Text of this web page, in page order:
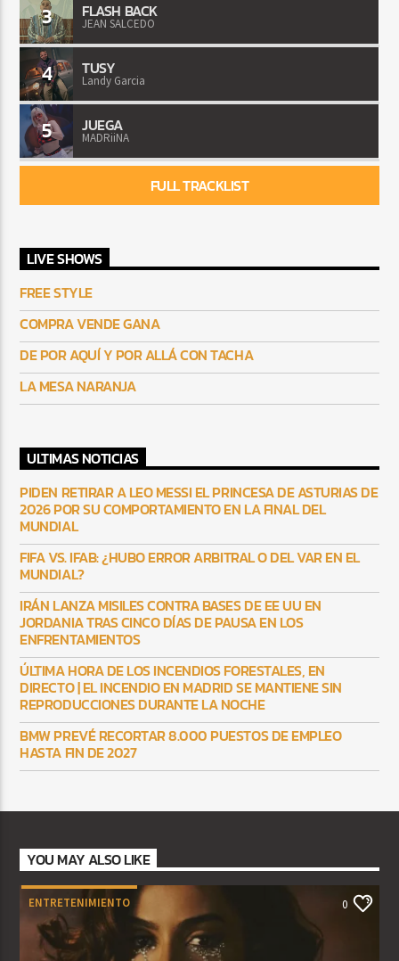
3 FLASH BACK
JEAN SALCEDO
4 TUSY
Landy Garcia
5 JUEGA
MADRiiNA
FULL TRACKLIST
LIVE SHOWS
FREE STYLE
COMPRA VENDE GANA
DE POR AQUÍ Y POR ALLÁ CON TACHA
LA MESA NARANJA
ULTIMAS NOTICIAS
PIDEN RETIRAR A LEO MESSI EL PRINCESA DE ASTURIAS DE
2026 POR SU COMPORTAMIENTO EN LA FINAL DEL
MUNDIAL
FIFA VS. IFAB: ¿HUBO ERROR ARBITRAL O DEL VAR EN EL
MUNDIAL?
IRÁN LANZA MISILES CONTRA BASES DE EE UU EN
JORDANIA TRAS CINCO DÍAS DE PAUSA EN LOS
ENFRENTAMIENTOS
ÚLTIMA HORA DE LOS INCENDIOS FORESTALES, EN
DIRECTO | EL INCENDIO EN MADRID SE MANTIENE SIN
REPRODUCCIONES DURANTE LA NOCHE
BMW PREVÉ RECORTAR 8.000 PUESTOS DE EMPLEO
HASTA FIN DE 2027
YOU MAY ALSO LIKE
ENTRETENIMIENTO 0